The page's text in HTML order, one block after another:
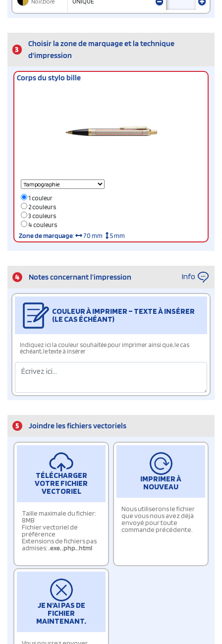
3
Choisir la zone de marquage et la technique
d'impression
Corps du stylo bille
1 couleur
2 couleurs
3 couleurs
4 couleurs
Zone de marquage: 70 mm 5 mm
4 Notes concernant l’impression Info
COULEUR À IMPRIMER – TEXTE À INSÉRER
(LE CAS ÉCHÉANT)
Indiquez ici la couleur souhaitée pour imprimer ainsi que, le cas
échéant, le texte à insérer
5 Joindre les fichiers vectoriels
TÉLÉCHARGER
VOTRE FICHIER
VECTORIEL
Taille maximale du fichier:
8MB
Fichier vectoriel de
préférence
Extensions de fichiers pas
admises:.exe,.php,.html
IMPRIMER À
NOUVEAU
Nous utiliserons le fichier
que vous nous avez déjà
envoyé pour toute
commande précédente.
JE N'AI PAS DE
FICHIER
MAINTENANT.